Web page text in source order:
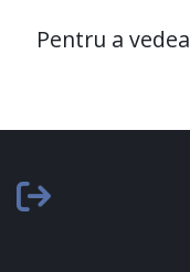
Pentru a